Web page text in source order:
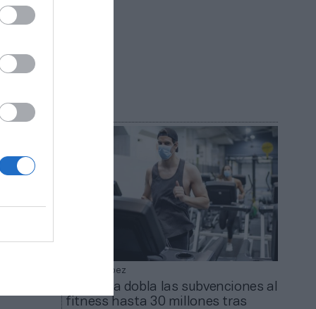
Patricia López
Cataluña dobla las subvenciones al
fitness hasta 30 millones tras